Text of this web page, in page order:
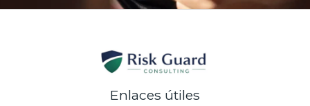
Enlaces útiles